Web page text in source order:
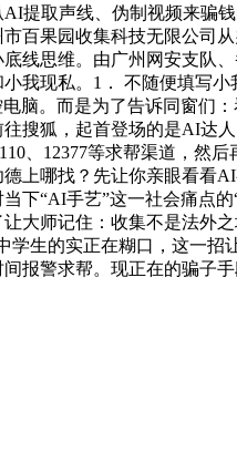
提取声线、伪制视频来骗
百果园收集科技无限公司
线思维。由广州网安支队
我现私。1． 不随便填写
脑。而是为了告诉同窗们
搜狐，起首登场的是AI达
、12377等求帮渠道，然
上哪找？先让你亲眼看看
下“AI手艺”这一社会痛点
大师记住：收集不是法外
学生的实正在糊口，这一
报警求帮。现正在的骗子